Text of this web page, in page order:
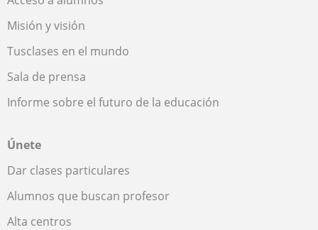
Misión y visión
Tusclases en el mundo
Sala de prensa
Informe sobre el futuro de la educación
Únete
Dar clases particulares
Alumnos que buscan profesor
Alta centros